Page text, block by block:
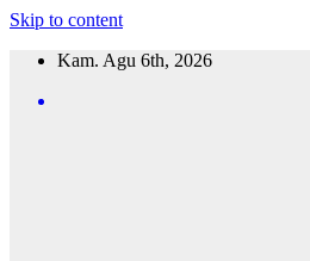
Skip to content
Kam. Agu 6th, 2026